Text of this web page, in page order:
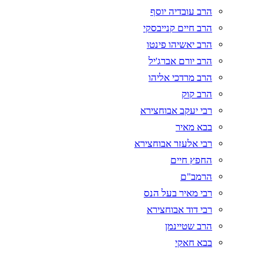
הרב עובדיה יוסף
הרב חיים קנייבסקי
הרב יאשיהו פינטו
הרב יורם אברג'יל
הרב מרדכי אליהו
הרב קוק
רבי יעקב אבוחצירא
בבא מאיר
רבי אלעזר אבוחצירא
החפץ חיים
הרמב"ם
רבי מאיר בעל הנס
רבי דוד אבוחצירא
הרב שטיינמן
בבא חאקי